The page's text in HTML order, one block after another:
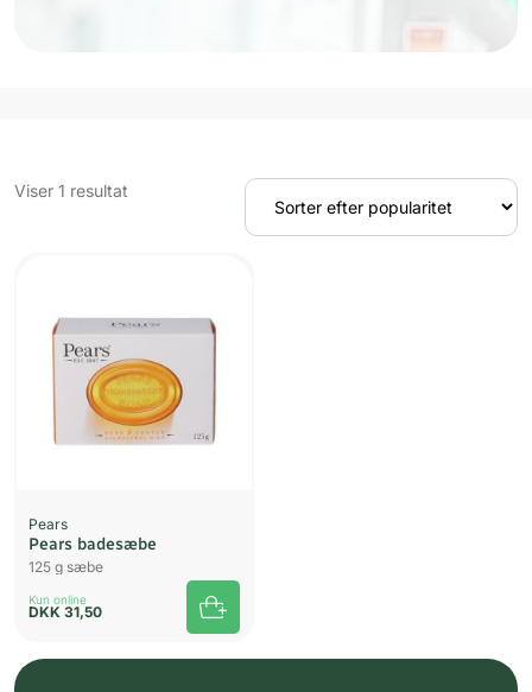
Viser 1 resultat
Pears
Pears badesæbe
125 g sæbe
Kun online
DKK 31,50